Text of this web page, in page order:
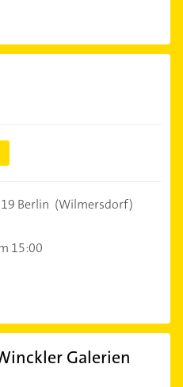
Berlin (Wilmersdorf)
15:00
Galerien